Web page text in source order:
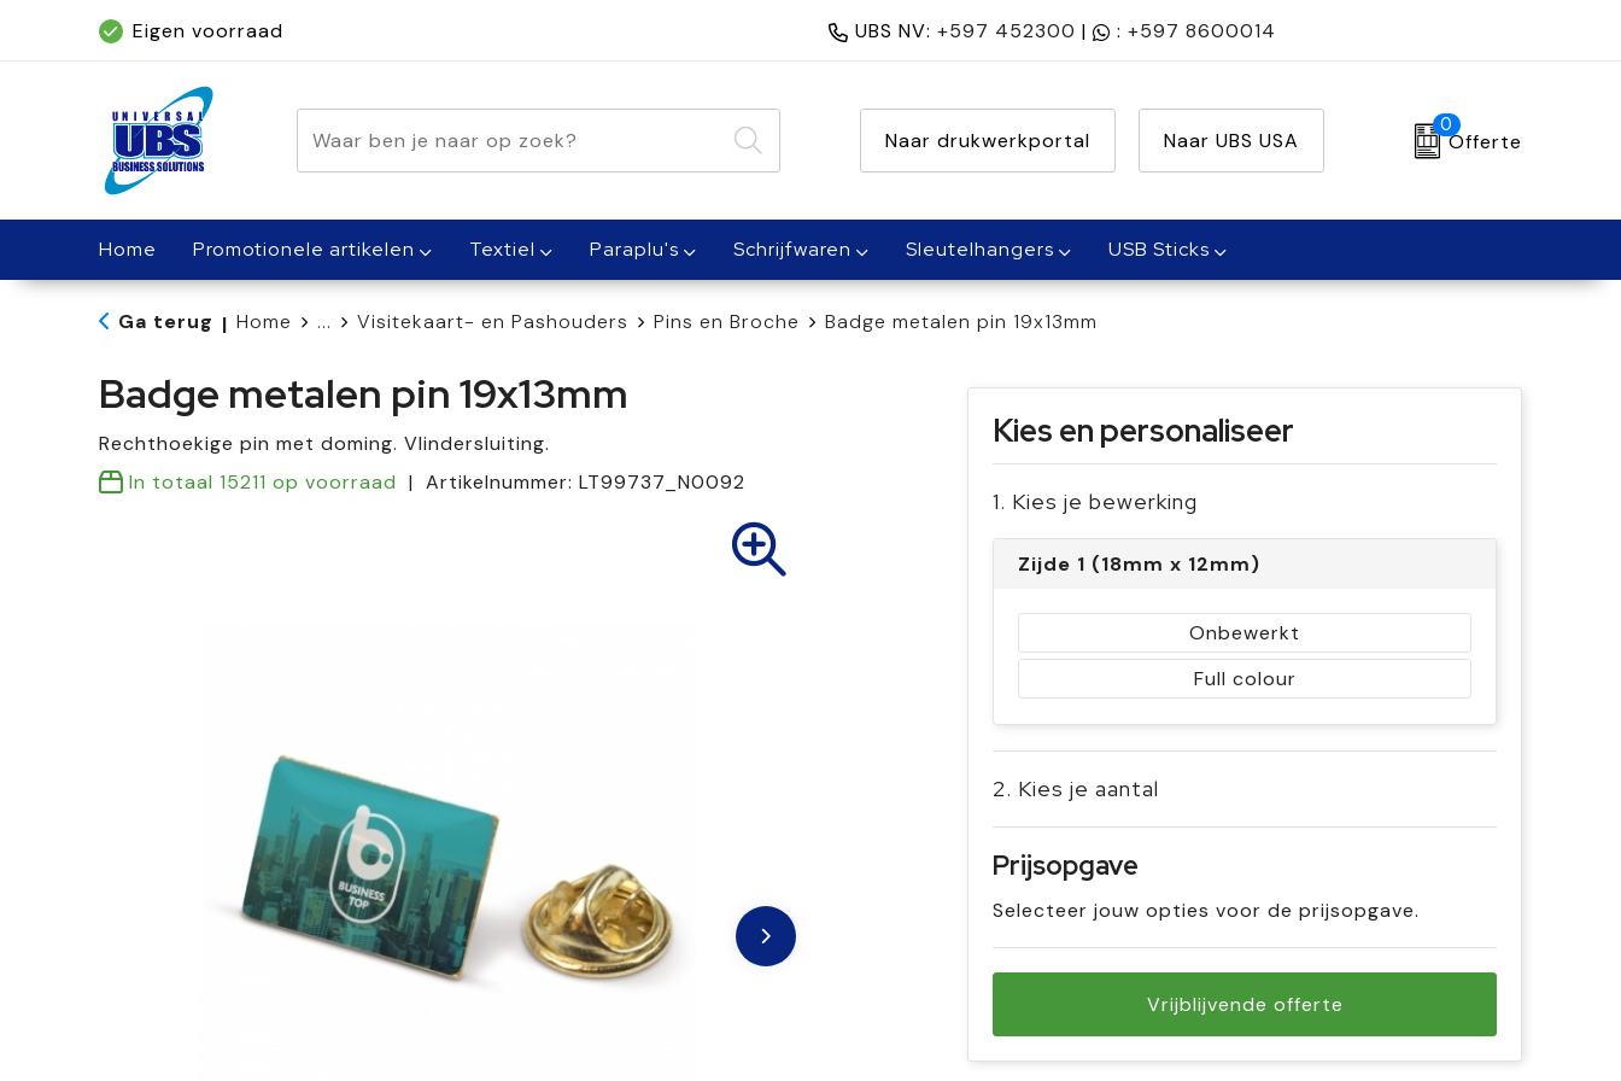
Eigen voorraad
Geleverd binnen 5 dagen, met spoed binnen 1 dag
UBS NV: +597 452300 | : +597 8600014
Naar drukwerkportal Naar UBS USA
0
Offerte
Home Promotionele artikelen Textiel Paraplu's Schrijfwaren Sleutelhangers USB Sticks
Ga terug | Home ... Visitekaart- en Pashouders Pins en Broche Badge metalen pin 19x13mm
Badge metalen pin 19x13mm
Rechthoekige pin met doming. Vlindersluiting.
In totaal 15211 op voorraad Artikelnummer: LT99737_N0092
Kies en personaliseer
1. Kies je bewerking
Zijde 1 (18mm x 12mm)
Onbewerkt
Full colour
2. Kies je aantal
Prijsopgave
Selecteer jouw opties voor de prijsopgave.
Vrijblijvende offerte